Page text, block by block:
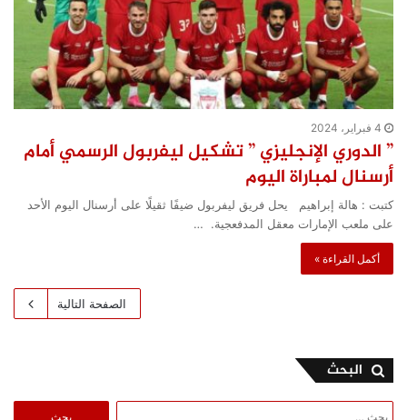
4 فبراير، 2024
” الدوري الإنجليزي ” تشكيل ليفربول الرسمي أمام
أرسنال لمباراة اليوم
كتبت : هالة إبراهيم يحل فريق ليفربول ضيفًا ثقيلًا على أرسنال اليوم الأحد
على ملعب الإمارات معقل المدفعجية. …
أكمل القراءة »
الصفحة التالية
البحث